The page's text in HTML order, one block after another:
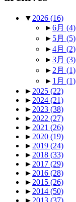
▼2026 (16)
►6月 (4)
► 5月 (5)
►4月 (2)
►3月 (3)
►2月 (1)
► 1月 (1)
►2025 (22)
►2024 (21)
►2023 (38)
►2022 (27)
►2021 (26)
►2020 (19)
►2019 (24)
►2018 (33)
►2017 (29)
►2016 (28)
►2015 (26)
►2014 (50)